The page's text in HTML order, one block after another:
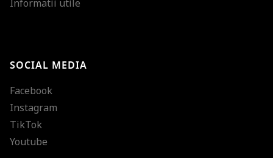
Informatii utile
SOCIAL MEDIA
Facebook
Instagram
TikTok
Youtube